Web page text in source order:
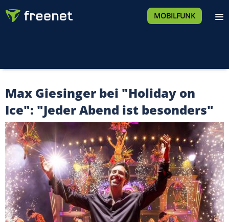
MOBILFUNK
Max Giesinger bei "Holiday on
Ice": "Jeder Abend ist besonders"